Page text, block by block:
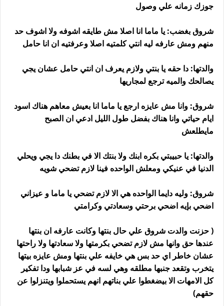
جوزك زمانه علي وصول
شروق بغضب: يا ماما انا اصلا مش طايقه اشوفه ولا اشوف حد
منهم ومش عارفه ليه انتي كلمتيه اصلا وعرفتيه ان انا حامل
والدتها: دا حقه يا بنتي ولازم يعرف ان انتي حامل عشان يجي
يصالحك والميه ترجع لمجاريها
شروق: وانا مش عايزه ارجع يا ماما انا بعيش معاهم هناك اسود
ايام حياتي وانا هناك بفضل طول الليل ادعي ان الصبح
مايطلعش
والدتها: يا حبيبتي بكره ابنك ولا بنتك الا في بطنك دا يجي ويحلي
الدنيا في عنيكي ومعلش الواحده فينا لازم تضحي شويه
شروق: وليه دايما الواحده هي الا لازم تضحي يا ماما و عيزاني
اضحي بإيه اضحي برحتي وسعادتي وكرامتي
( حزنت والدت شروق علي حال بنتها وكانت عارفه ان بنتها
عندها حق وانها مش لازم تضحي بكرمتها ولا سعادتها ولا راحتها
عشان خاطر اي حد بس هي خايفه علي بنتها ومش عايزه بيتها
يتخرب وتقعد جنبها مطلقه وهي لسه في عز شبابها ودا تفكير
كل الامهات الا بيضغطوا علي بناتهم انهم يستحملوا ويتنزلوا عن
حقهم)